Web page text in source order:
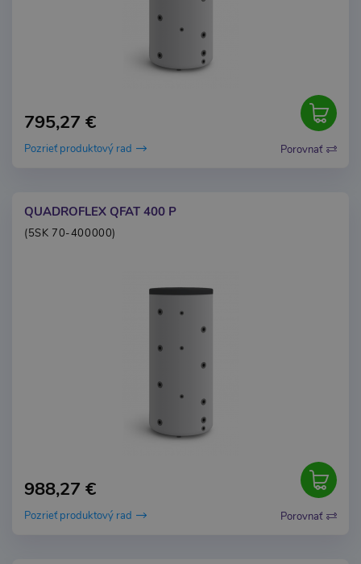
795,27 €
Pozrieť produktový rad Porovnať
QUADROFLEX QFAT 400 P
(5SK 70-400000)
988,27 €
Pozrieť produktový rad Porovnať